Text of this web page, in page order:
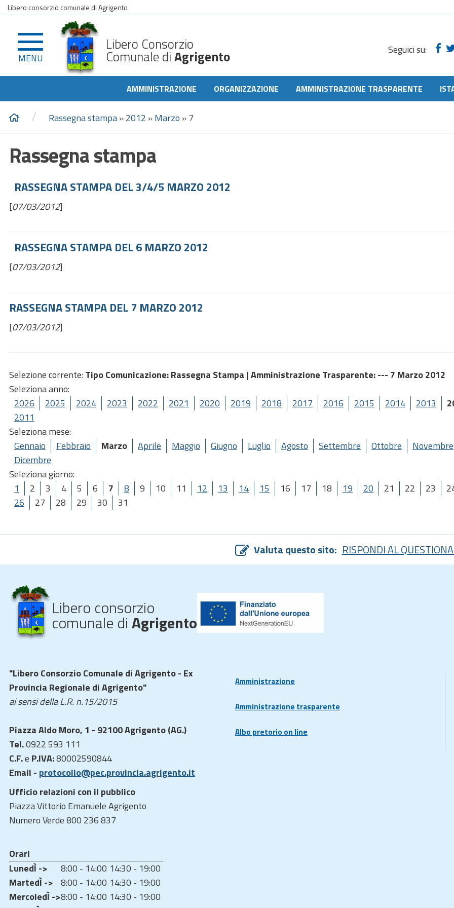
Libero consorzio comunale di Agrigento
MENU
Libero Consorzio
Comunale diAgrigento Seguici su:
AMMINISTRAZIONE ORGANIZZAZIONE AMMINISTRAZIONE TRASPARENTE
/ Rassegna stampa»2012 »Marzo »7
Rassegna stampa
RASSEGNA STAMPA DEL 3/4/5 MARZO 2012
[07/03/2012]
RASSEGNA STAMPA DEL 6 MARZO 2012
[07/03/2012]
RASSEGNA STAMPA DEL 7 MARZO 2012
[07/03/2012]
Selezione corrente: Tipo Comunicazione: Rassegna Stampa |Amministrazione Trasparente: --- 7 Marzo 2012
Seleziona anno:
2026
2025 2024 2023 2022 2021 2020 2019 2018 2017 2016 2015 2014 2013
2011
Seleziona mese:
Gennaio
Febbraio Marzo Aprile Maggio Giugno Luglio Agosto Settembre Ottobre
Novembre
Dicembre
Seleziona giorno:
1
2 3 4 5 6 7 8 9 10 11 12 13 14 15 16 17 18 19 20 21 22 23
26
27 28 29 30 31
Valuta questo sito: RISPONDI AL
Libero consorzio
comunale diAgrigento
"Libero Consorzio Comunale di Agrigento - Ex
Provincia Regionale di Agrigento"
ai sensi della L.R. n.15/2015
Piazza Aldo Moro, 1 - 92100 Agrigento (AG.)
Tel.0922 593 111
C.F.e P.IVA:80002590844
Email - protocollo@pec.provincia.agrigento.it
Ufficio relazioni con il pubblico
Piazza Vittorio Emanuele Agrigento
Numero Verde 800 236 837
Orari
LunedÌ ->
8:00 - 14:00 14:30 - 19:00
MartedÌ -> 8:00 - 14:00 14:30 - 19:00
MercoledÌ ->8:00 - 14:00 14:30 - 19:00
Amministrazione
Amministrazione trasparente
Albo pretorio on line